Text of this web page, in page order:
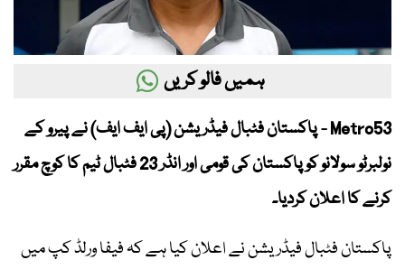
ہمیں فالو کریں
Metro53 - پاکستان فٹبال فیڈریشن (پی ایف ایف) نے پیرو کے
نولبرٹو سولانو کو پاکستان کی قومی اور انڈر 23 فٹبال ٹیم کا کوچ مقرر
کرنے کا اعلان کردیا۔
پاکستان فٹبال فیڈریشن نے اعلان کیا ہے کہ فیفا ورلڈ کپ میں